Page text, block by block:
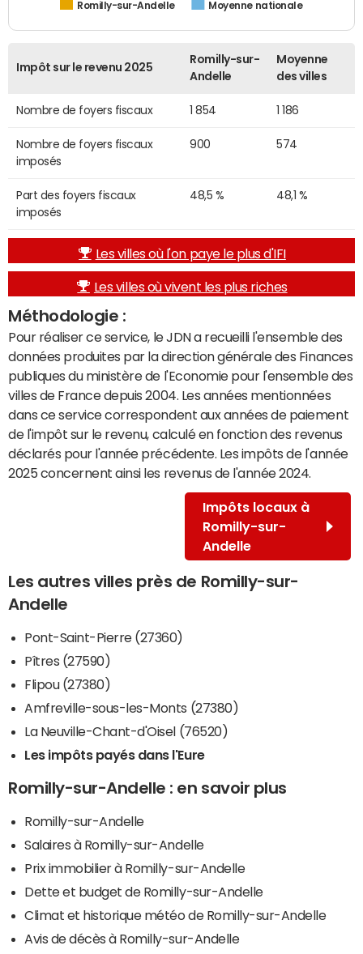
Romilly-sur-Andelle Moyenne nationale
Impôt sur le revenu 2025
Romilly-sur-
Andelle
Moyenne
des villes
Nombre de foyers fiscaux 1 854 1 186
Nombre de foyers fiscaux
imposés
900 574
Part des foyers fiscaux
imposés
48,5 % 48,1 %
Les villes où l'on paye le plus d'IFI
Les villes où vivent les plus riches
Méthodologie :
Pour réaliser ce service, le JDN a recueilli l'ensemble des
données produites par la direction générale des Finances
publiques du ministère de l'Economie pour l'ensemble des
villes de France depuis 2004. Les années mentionnées
dans ce service correspondent aux années de paiement
de l'impôt sur le revenu, calculé en fonction des revenus
déclarés pour l'année précédente. Les impôts de l'année
2025 concernent ainsi les revenus de l'année 2024.
Impôts locaux à
Romilly-sur-
Andelle
Les autres villes près de Romilly-sur-
Andelle
Pont-Saint-Pierre (27360)
Pîtres (27590)
Flipou (27380)
Amfreville-sous-les-Monts (27380)
La Neuville-Chant-d'Oisel (76520)
Les impôts payés dans l'Eure
Romilly-sur-Andelle : en savoir plus
Romilly-sur-Andelle
Salaires à Romilly-sur-Andelle
Prix immobilier à Romilly-sur-Andelle
Dette et budget de Romilly-sur-Andelle
Climat et historique météo de Romilly-sur-Andelle
Avis de décès à Romilly-sur-Andelle